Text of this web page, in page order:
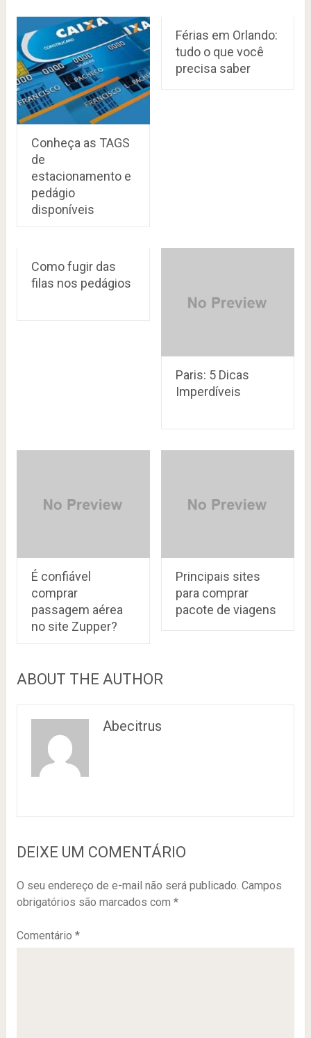
Conheça as TAGS
de
estacionamento e
pedágio
disponíveis
Férias em Orlando:
tudo o que você
precisa saber
Como fugir das
filas nos pedágios
Paris: 5 Dicas
Imperdíveis
É confiável
comprar
passagem aérea
no site Zupper?
Principais sites
para comprar
pacote de viagens
ABOUT THE AUTHOR
Abecitrus
DEIXE UM COMENTÁRIO
O seu endereço de e-mail não será publicado. Campos
obrigatórios são marcados com *
Comentário *